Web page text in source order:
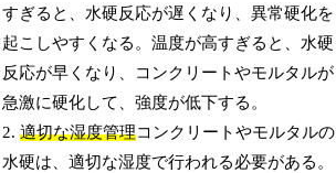
すぎると、水硬反応が遅くなり、異常硬化を
起こしやすくなる。温度が高すぎると、水硬
反応が早くなり、コンクリートやモルタルが
急激に硬化して、強度が低下する。
2.適切な湿度管理コンクリートやモルタルの
水硬は、適切な湿度で行われる必要がある。